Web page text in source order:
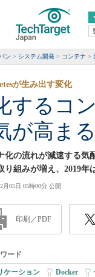
バイル
ク
用管理
エン
ERP
情報
ン システム開発 コンテナ
するコ
が高ま
が生み出す変化
化の流れが減速する気
り組みが増え、2019年
月05日 05時00分 公開
印刷／PDF
ード
ケーション Docker